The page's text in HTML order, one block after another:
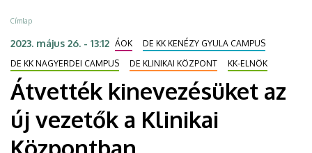
vezetők
a
Klinikai
Központban
Morzsa
Címlap
2023. május 26. - 13:12 ÁOK
DE KK KENÉZY GYULA CAMPUS
DE KK NAGYERDEI CAMPUS
DE KLINIKAI KÖZPONT KK-ELNÖK
Átvették kinevezésüket az
új vezetők a Klinikai